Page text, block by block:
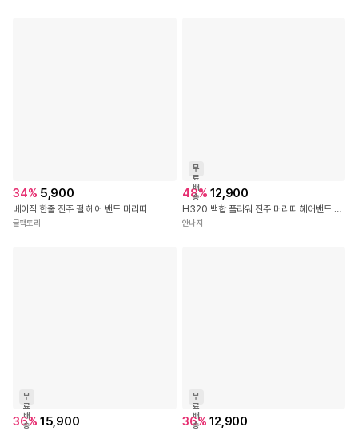
34% 5,900
베이직 한줄 진주 펄 헤어 밴드 머리띠
귤팩토리
무
료
배
송
48% 12,900
H320 백합 플라워 진주 머리띠 헤어밴드 머리핀 헤어핀 집게핀 꽃 브로치 코사지 셀프 웨딩 아이 여아 공주 돌 엄마 선물 커플 머리띠 헤어 밴드
안나지
무
료
배
송
36% 15,900
무
료
배
송
36% 12,900